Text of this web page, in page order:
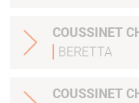
COUSSINET
BERETTA
COUSSINET